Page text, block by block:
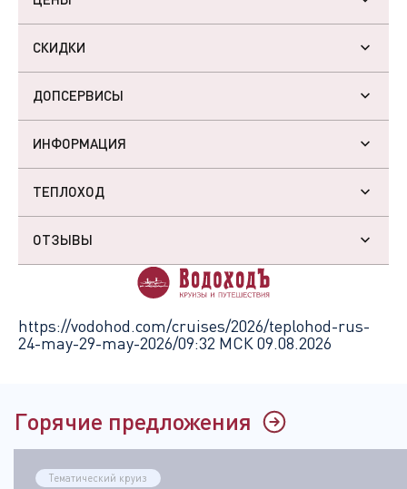
СКИДКИ
ДОПСЕРВИСЫ
ИНФОРМАЦИЯ
ТЕПЛОХОД
ОТЗЫВЫ
https://vodohod.com/cruises/2026/teplohod-rus-
24-may-29-may-2026/09:32 МСК 09.08.2026
Горячие предложения
Тематический круиз